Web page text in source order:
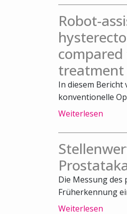
Robot-
treatment
In diesem Bericht
konventionelle
Weiterlesen
Die Messung des
Früherkennung
Weiterlesen